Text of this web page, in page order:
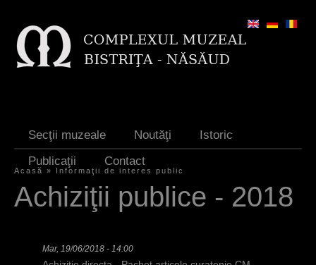
Secţii muzeale Noutăţi
Istoric
Publicaţii
Contact
E
Acasă » Informaţii de interes public
Achiziţii publice - 2018
Mar, 19/06/2018 - 14:00